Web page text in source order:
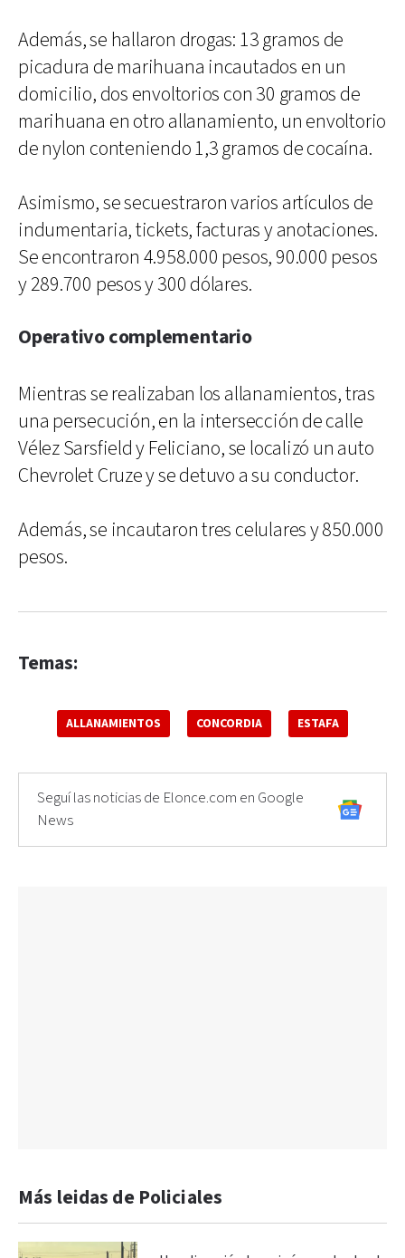
Además, se hallaron drogas: 13 gramos de
picadura de marihuana incautados en un
domicilio, dos envoltorios con 30 gramos de
marihuana en otro allanamiento, un envoltorio
de nylon conteniendo 1,3 gramos de cocaína.
Asimismo, se secuestraron varios artículos de
indumentaria, tickets, facturas y anotaciones.
Se encontraron 4.958.000 pesos, 90.000 pesos
y 289.700 pesos y 300 dólares.
Operativo complementario
Mientras se realizaban los allanamientos, tras
una persecución, en la intersección de calle
Vélez Sarsfield y Feliciano, se localizó un auto
Chevrolet Cruze y se detuvo a su conductor.
Además, se incautaron tres celulares y 850.000
pesos.
Temas:
ALLANAMIENTOS CONCORDIA ESTAFA
Seguí las noticias de Elonce.com en Google
News
Más leidas de Policiales